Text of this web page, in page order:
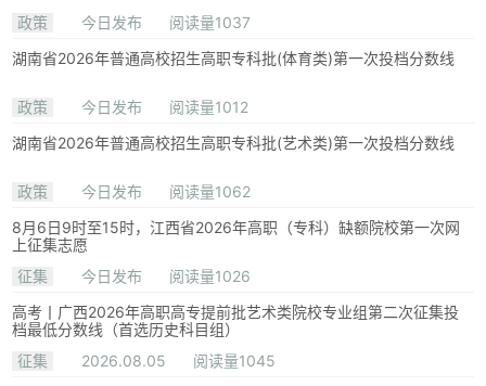
政策
今日发布
阅读量1037
湖南省2026年普通高校招生高职专科批(体育类)第一次投档分数线
政策 今日发布
阅读量1012
湖南省2026年普通高校招生高职专科批(艺术类)第一次投档分数线
政策 今日发布
阅读量1062
8月6日9时至15时，江西省2026年高职（专科）缺额院校第一次网
上征集志愿
征集
今日发布
阅读量1026
高考丨广西2026年高职高专提前批艺术类院校专业组第二次征集投
档最低分数线（首选历史科目组）
征集
2026.08.05
阅读量1045